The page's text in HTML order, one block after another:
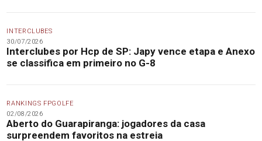
INTERCLUBES
30/07/2026
Interclubes por Hcp de SP: Japy vence etapa e Anexo
se classifica em primeiro no G-8
RANKINGS FPGOLFE
02/08/2026
Aberto do Guarapiranga: jogadores da casa
surpreendem favoritos na estreia